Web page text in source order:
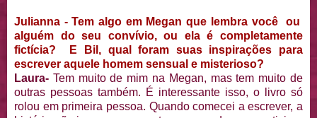
Julianna - Tem algo em Megan que lembra você ou
alguém do seu convívio, ou ela é completamente
fictícia? E Bil, qual foram suas inspirações para
escrever aquele homem sensual e misterioso?
Laura- Tem muito de mim na Megan, mas tem muito de
outras pessoas também. É interessante isso, o livro só
rolou em primeira pessoa. Quando comecei a escrever, a